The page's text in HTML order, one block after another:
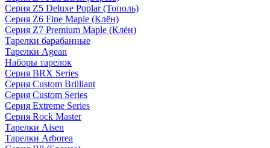
Серия Z5 Deluxe Poplar (Тополь)
Серия Z6 Fine Maple (Клён)
Серия Z7 Premium Maple (Клён)
Тарелки барабанные
Тарелки Agean
Наборы тарелок
Серия BRX Series
Серия Custom Brilliant
Серия Custom Series
Серия Extreme Series
Серия Rock Master
Тарелки Aisen
Тарелки Arborea